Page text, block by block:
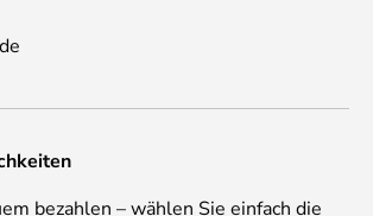
bezahlen – wählen Sie einfach die